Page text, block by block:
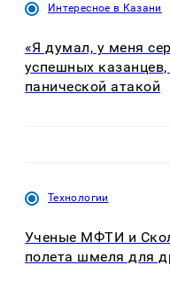
Интересное в Казани
«Я думал, у меня
успешных
панической атакой
Технологии
Ученые МФТИ и
полета шмеля для